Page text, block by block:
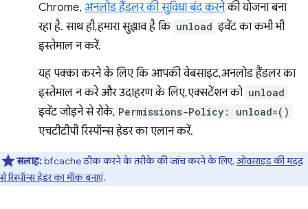
Chrome, अनलोड हैंडलर की सुविधा बंद करनेकी योजना बना
रहा है. साथ ही, हमारा सुझाव है कि unload इवेंट का कभी भी
इस्तेमाल न करें.
यह पक्का करने के लिए कि आपकी वेबसाइट, अनलोड हैंडलर का
इस्तेमाल न करे और उदाहरण के लिए, एक्सटेंशन को unload
इवेंट जोड़ने से रोके, Permissions-Policy: unload=()
एचटीटीपी रिस्पॉन्स हेडर का एलान करें.
सलाह:bfcache ठीक करने के तरीके की जांच करने के लिए, ओवरराइड की मदद
से रिस्पॉन्स हेडर का मॉक बनाएं.